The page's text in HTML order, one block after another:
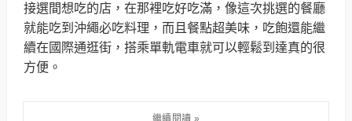
接選間想吃的店，在那裡吃好吃滿，像這次挑選的餐廳
就能吃到沖繩必吃料理，而且餐點超美味，吃飽還能繼
續在國際通逛街，搭乘單軌電車就可以輕鬆到達真的很
方便。